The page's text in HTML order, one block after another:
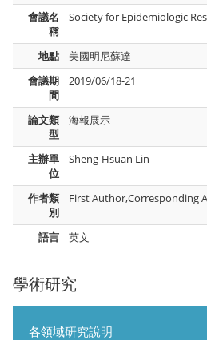
學術研究
各領域研究說明
會議名
稱
Society for Epidemiologic
地點
美國明尼蘇達
會議期
間
2019/06/18-21
論文類
型
海報展示
主辦單
位
Sheng-Hsuan Lin
作者類
別
First Author,Corresponding
語言 英文